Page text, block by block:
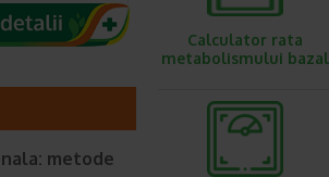
metode
Calculator rata
metabolismului bazal